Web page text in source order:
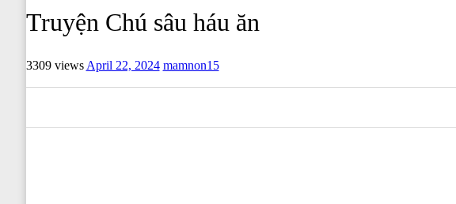
Truyện Chú sâu háu ăn
3309 views April 22, 2024 mamnon15